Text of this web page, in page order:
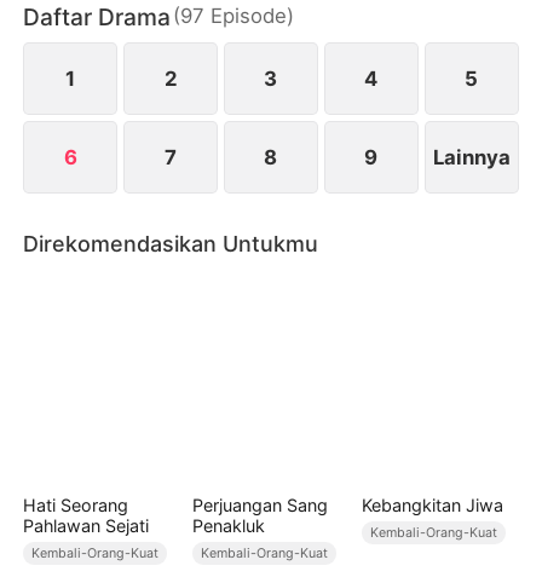
perusahaan kepada Danny. Namun, ternyata Danny
bukanlah pria bijaksana yang bisa dipercaya. Danny
malah melemparkan selembar surat perceraian
Daftar Drama (97 Episode)
1 2 3 4 5
6 7 8 9 Lainnya
Direkomendasikan Untukmu
Hati Seorang
Pahlawan Sejati
Kembali-Orang-Kuat
Perjuangan Sang
Penakluk
Kembali-Orang-Kuat
Kebangkitan Jiwa
Kembali-Orang-Kuat